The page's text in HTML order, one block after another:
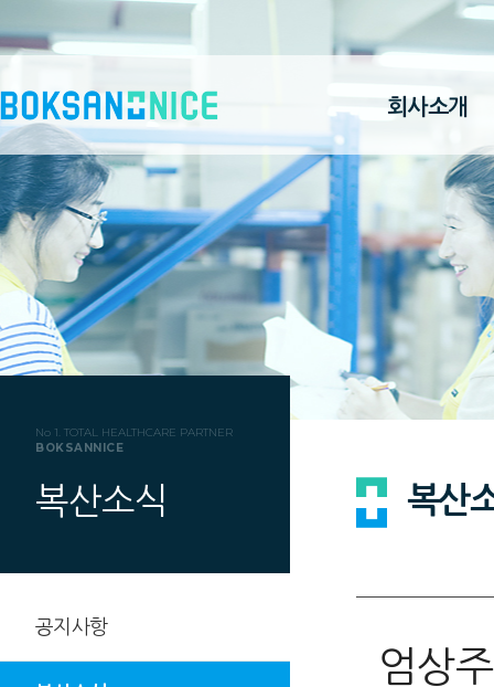
회사소개
No 1. TOTAL HEALTHCARE PARTNER
BOKSANNICE
복산소식
공지사항
복산
엄상